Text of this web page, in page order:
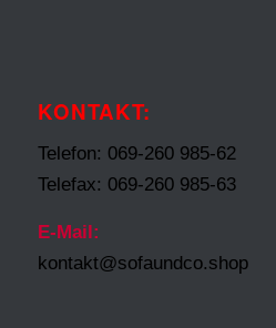
KONTAKT:
Telefon: 069-260 985-62
Telefax: 069-260 985-63
E-Mail:
kontakt@sofaundco.shop